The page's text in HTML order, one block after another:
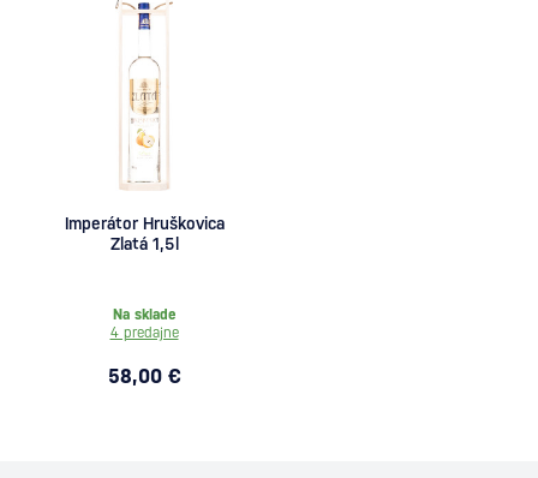
Imperátor Hruškovica
Zlatá 1,5l
Na sklade
4 predajne
58,00 €